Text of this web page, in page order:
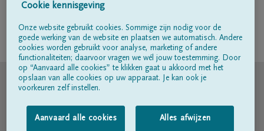
Volg ons op
© DELA
Gebruiksvoorwaarden
Cookie kennisgeving
Onze website gebruikt cookies. Sommige zijn nodig voor de
goede werking van de website en plaatsen we automatisch. Andere
cookies worden gebruikt voor analyse, marketing of andere
functionaliteiten; daarvoor vragen we wél jouw toestemming. Door
op “Aanvaard alle cookies” te klikken gaat u akkoord met het
opslaan van alle cookies op uw apparaat. Je kan ook je
voorkeuren zelf instellen.
Aanvaard alle cookies Alles afwijzen